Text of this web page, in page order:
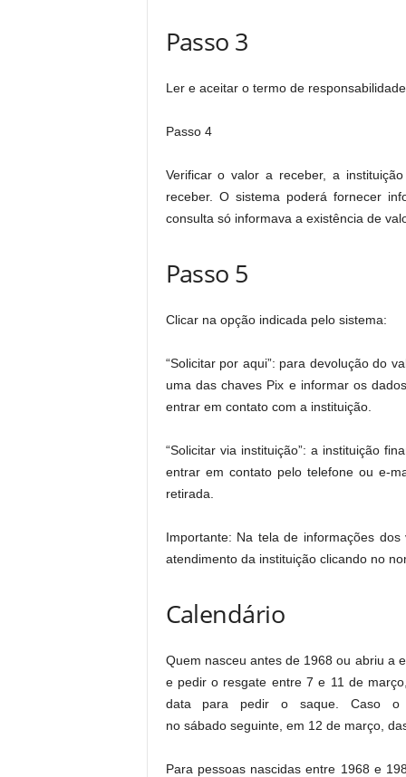
Passo 3
Ler e aceitar o termo de responsabilidade
Passo 4
Verificar o valor a receber, a
receber. O sistema poderá fornecer
consulta só informava a existência de
Passo 5
Clicar na opção indicada pelo sistema:
“Solicitar por aqui”: para devolução do
uma das chaves Pix e informar os
entrar em contato com a instituição.
“Solicitar via instituição”: a instituição
entrar em contato pelo telefone ou e-
retirada.
Importante: Na tela de informações
atendimento da instituição clicando no
Calendário
Quem nasceu antes de 1968 ou abriu a
e pedir o resgate entre 7 e 11 de
data para pedir o saque. Caso o
no sábado seguinte, em 12 de março,
Para pessoas nascidas entre 1968 e